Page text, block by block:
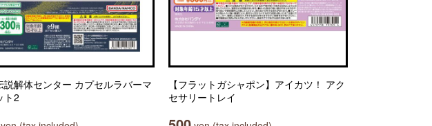
説解体センター カプセルラバーマ
ト2
【フラットガシャポン】アイカツ！ アク
セサリートレイ